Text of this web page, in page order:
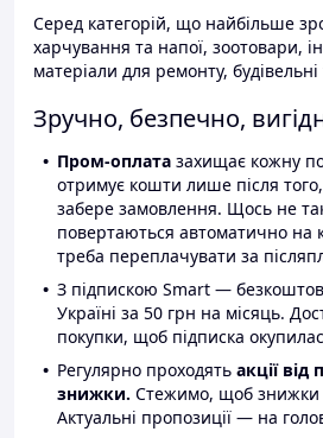
Серед категорій, що найбільше
харчування та напої, зоотовари,
матеріали для ремонту,
Зручно, безпечно,
Пром-оплата захищає кожну
отримує кошти лише після
забере замовлення. Щось не
повертаються автоматично на
треба переплачувати за
З підпискою Smart —
Україні за 50 грн на місяць.
покупки, щоб підписка
Регулярно проходять акції від
знижки. Стежимо, щоб знижки
Актуальні пропозиції — на